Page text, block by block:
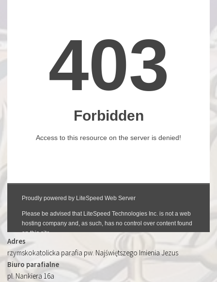
Adres
rzymskokatolicka parafia pw. Najświętszego Imienia Jezus
Biuro parafialne
pl. Nankiera 16a